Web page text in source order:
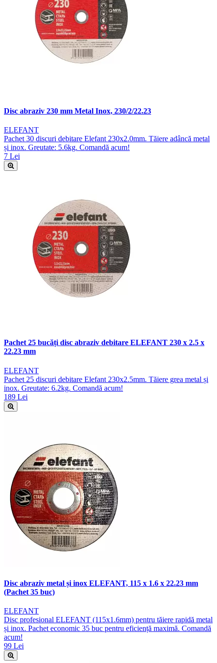
Disc abraziv 230 mm Metal Inox, 230/2/22.23
ELEFANT
Pachet 30 discuri debitare Elefant 230x2.0mm. Tăiere adâncă metal
și inox. Greutate: 5.6kg. Comandă acum!
7 Lei
Pachet 25 bucăți disc abraziv debitare ELEFANT 230 x 2.5 x
22.23 mm
ELEFANT
Pachet 25 discuri debitare Elefant 230x2.5mm. Tăiere grea metal și
inox. Greutate: 6.2kg. Comandă acum!
189 Lei
Disc abraziv metal și inox ELEFANT, 115 x 1.6 x 22.23 mm
(Pachet 35 buc)
ELEFANT
Disc profesional ELEFANT (115x1.6mm) pentru tăiere rapidă metal
și inox. Pachet economic 35 buc pentru eficiență maximă. Comandă
acum!
99 Lei